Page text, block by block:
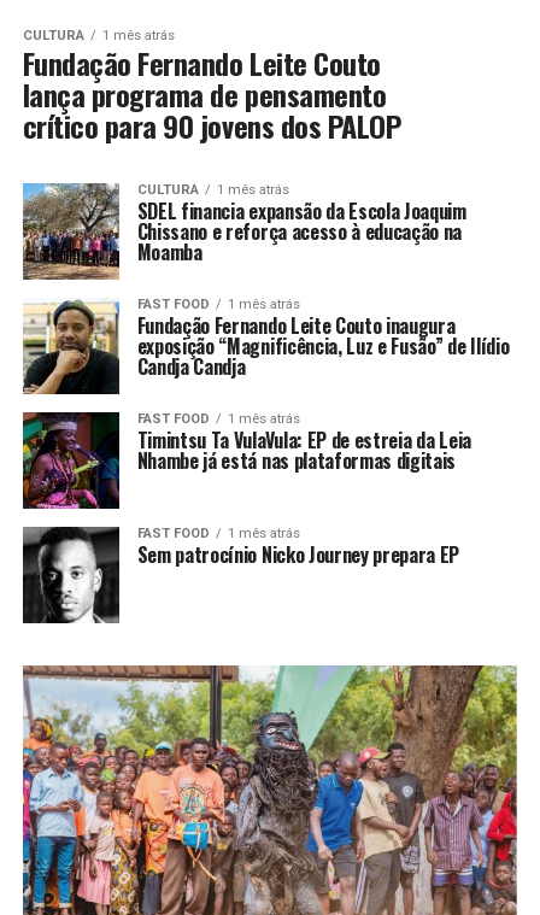
CULTURA 1 mês atrás
Fundação Fernando Leite Couto
lança programa de pensamento
crítico para 90 jovens dos PALOP
CULTURA 1 mês atrás
SDEL financia expansão da Escola Joaquim
Chissano e reforça acesso à educação na
Moamba
FAST FOOD 1 mês atrás
Fundação Fernando Leite Couto inaugura
exposição “Magnificência, Luz e Fusão” de Ilídio
Candja Candja
FAST FOOD 1 mês atrás
Timintsu Ta VulaVula: EP de estreia da Leia
Nhambe já está nas plataformas digitais
FAST FOOD 1 mês atrás
Sem patrocínio Nicko Journey prepara EP